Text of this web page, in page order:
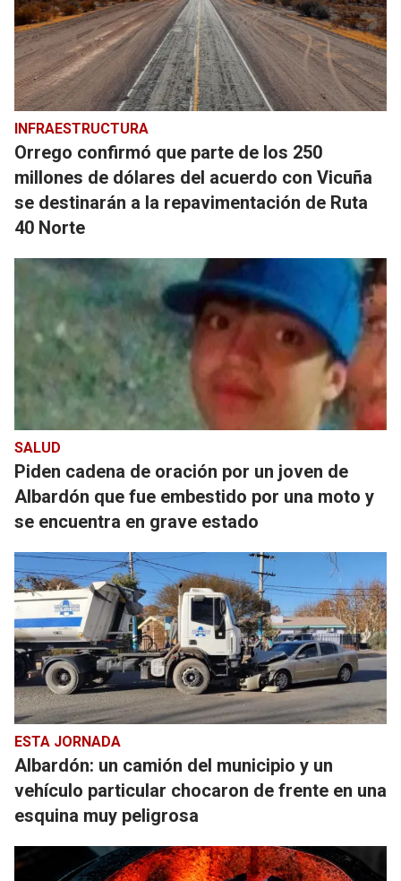
INFRAESTRUCTURA
Orrego confirmó que parte de los 250
millones de dólares del acuerdo con Vicuña
se destinarán a la repavimentación de Ruta
40 Norte
SALUD
Piden cadena de oración por un joven de
Albardón que fue embestido por una moto y
se encuentra en grave estado
ESTA JORNADA
Albardón: un camión del municipio y un
vehículo particular chocaron de frente en una
esquina muy peligrosa